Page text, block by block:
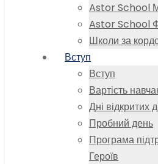
Astor School
Astor School
Школи за
Вступ
Вступ
Вартість
Дні відкритих
Пробний день
Програма
Героїв